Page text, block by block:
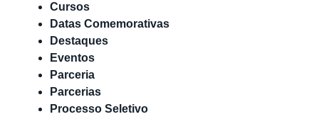
Cursos
Datas Comemorativas
Destaques
Eventos
Parceria
Parcerias
Processo Seletivo